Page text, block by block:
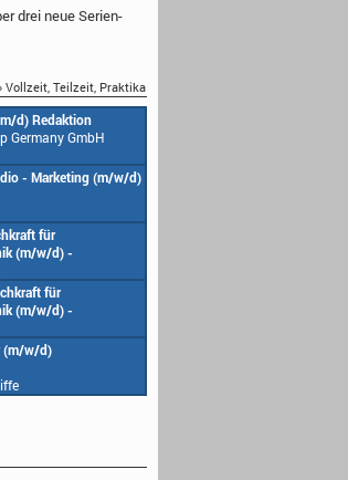
drei neue Serien-
Vollzeit, Teilzeit, Praktika
d) Redaktion
Germany GmbH
- Marketing (m/w/d)
für
(m/w/d) -
für
(m/w/d) -
(m/w/d)